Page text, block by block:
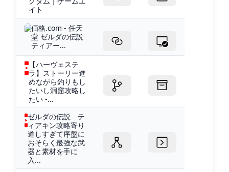
イト
価格.com - 任天
堂 ゼルダの伝説
ティアー...
【ハーヴェステ
ラ】ストーリー進
めながら釣りもし
たいし洞窟攻略し
たい -...
ゼルダの伝説 テ
ィアキン攻略寄り
道しすぎて序盤に
おそらく最強な武
器と素材を手に
入...